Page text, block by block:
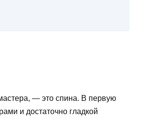
— это спина. В первую
и достаточно гладкой